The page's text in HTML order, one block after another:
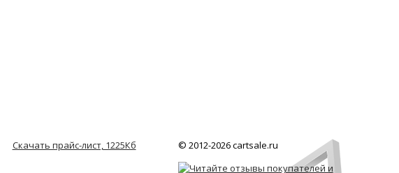
Скачать прайс-лист, 1225Кб © 2012-2026 cartsale.ru